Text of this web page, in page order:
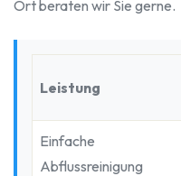
Ort beraten wir Sie gerne.
Leistung
Einfache
Abflussreinigung